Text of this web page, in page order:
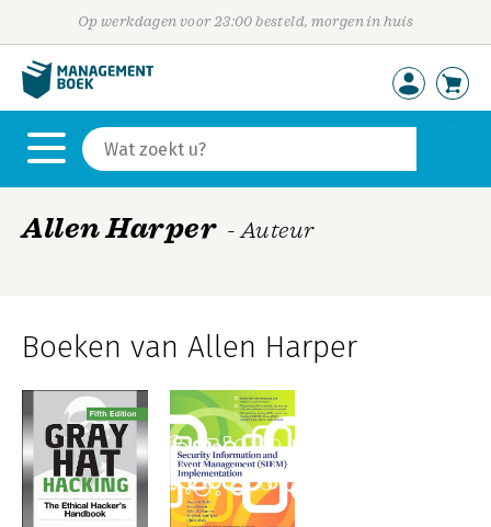
Op werkdagen voor 23:00 besteld, morgen in huis
Allen Harper - Auteur
Boeken van Allen Harper